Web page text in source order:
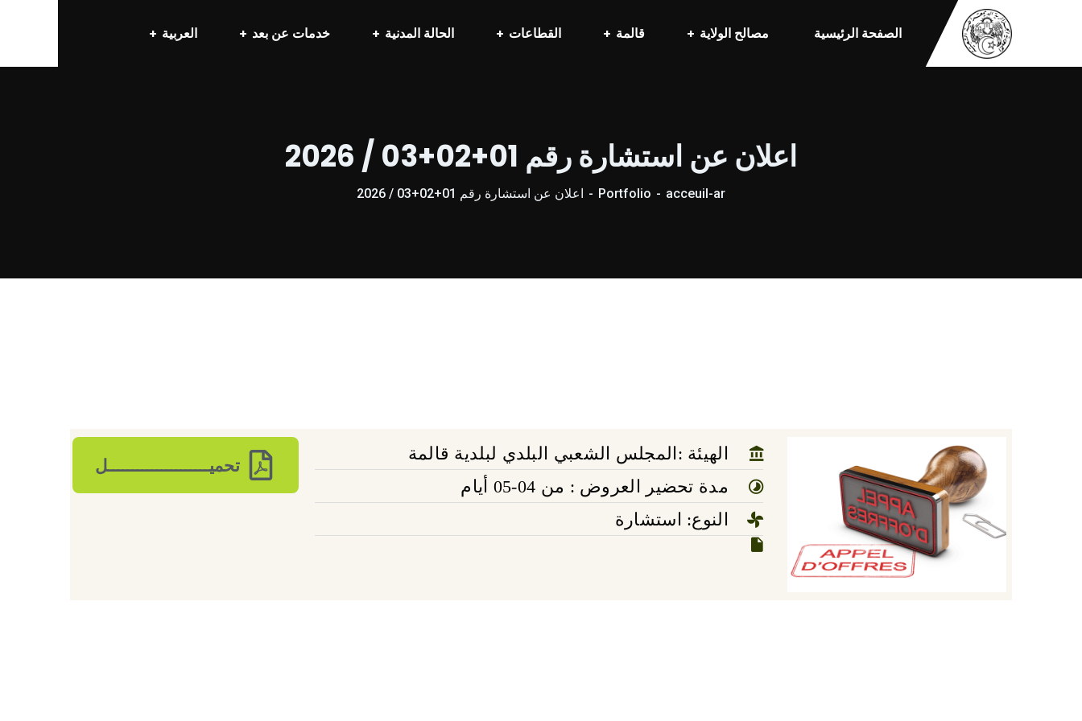
الصفحة الرئيسية مصالح الولاية قالمة القطاعات الحالة المدنية خدمات عن بعد العربية
اعلان عن استشارة رقم 01+02+03 / 2026
acceuil-ar
Portfolio اعلان عن استشارة رقم 01+02+03 / 2026
الهيئة :المجلس الشعبي البلدي لبلدية قالمة
مدة تحضير العروض : من 04-05 أيام
النوع: استشارة
تحميـــــــــــــــــــــل